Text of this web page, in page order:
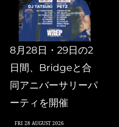
8月28日・29日の2
日間、Bridgeと合
同アニバーサリーパ
ーティを開催
FRI 28 AUGUST 2026